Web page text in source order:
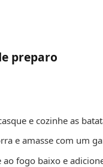
preparo
e cozinhe as
e amasse com um
ao fogo baixo e